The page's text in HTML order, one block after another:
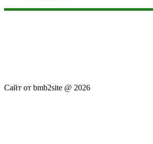
Сайт от bmb2site @ 2026